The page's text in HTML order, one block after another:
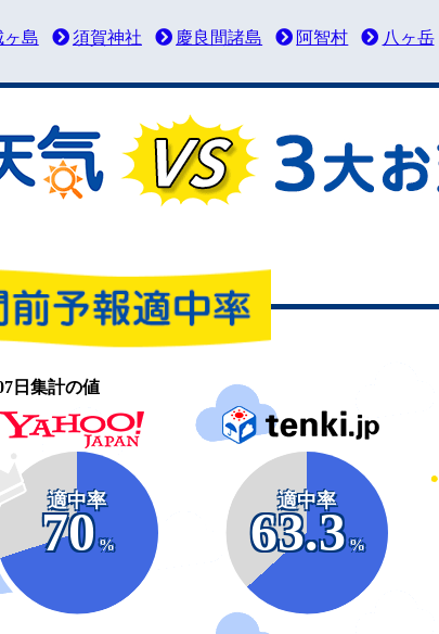
ヶ島 須賀神社 慶良間諸島 阿智村 八ヶ岳
日集計の値
適中率
70
%
適中率
63.3
%